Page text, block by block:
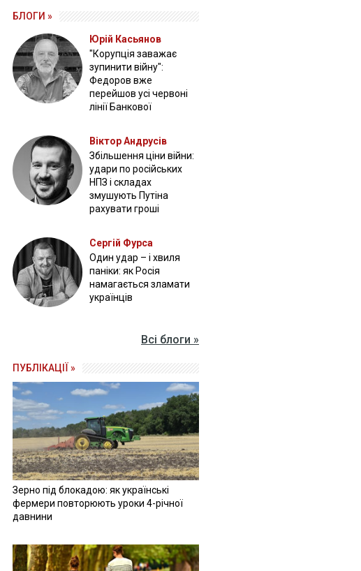
БЛОГИ »
Юрій Касьянов
"Корупція заважає
зупинити війну":
Федоров вже
перейшов усі червоні
лінії Банкової
Віктор Андрусів
Збільшення ціни війни:
удари по російських
НПЗ і складах
змушують Путіна
рахувати гроші
Сергій Фурса
Один удар – і хвиля
паніки: як Росія
намагається зламати
українців
Всі блоги »
ПУБЛІКАЦІЇ »
Зерно під блокадою: як українські
фермери повторюють уроки 4-річної
давнини